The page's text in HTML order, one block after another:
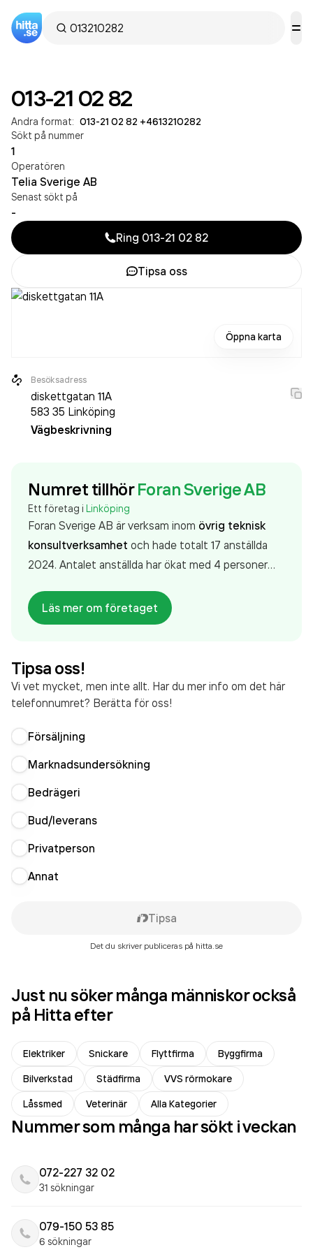
013-21 02 82
Andra format: 013-21 02 82 +4613210282
Sökt på nummer
1
Operatören
Telia Sverige AB
Senast sökt på
-
Ring 013-21 02 82
Tipsa oss
Öppna karta
Besöksadress
diskettgatan 11A
583 35 Linköping
Vägbeskrivning
Numret tillhör Foran Sverige AB
Ett företag i Linköping
Foran Sverige AB är verksam inom övrig teknisk
konsultverksamhet och hade totalt 17 anställda
2024. Antalet anställda har ökat med 4 personer
företaget. Bolaget är ett aktiebolag som varit aktivt
sedan 1994. Foran Sverige AB
Läs mer om företaget
Tipsa oss!
Vi vet mycket, men inte allt. Har du mer info om det här
telefonnumret? Berätta för oss!
Försäljning
Marknadsundersökning
Bedrägeri
Bud/leverans
Privatperson
Annat
Tipsa
Det du skriver publiceras på hitta.se
Just nu söker många människor också
på Hitta efter
Elektriker Snickare Flyttfirma
Byggfirma
Bilverkstad
Städfirma
VVS rörmokare
Låssmed
Veterinär Alla Kategorier
Nummer som många har sökt i veckan
072-227 32 02
31 sökningar
079-150 53 85
6 sökningar